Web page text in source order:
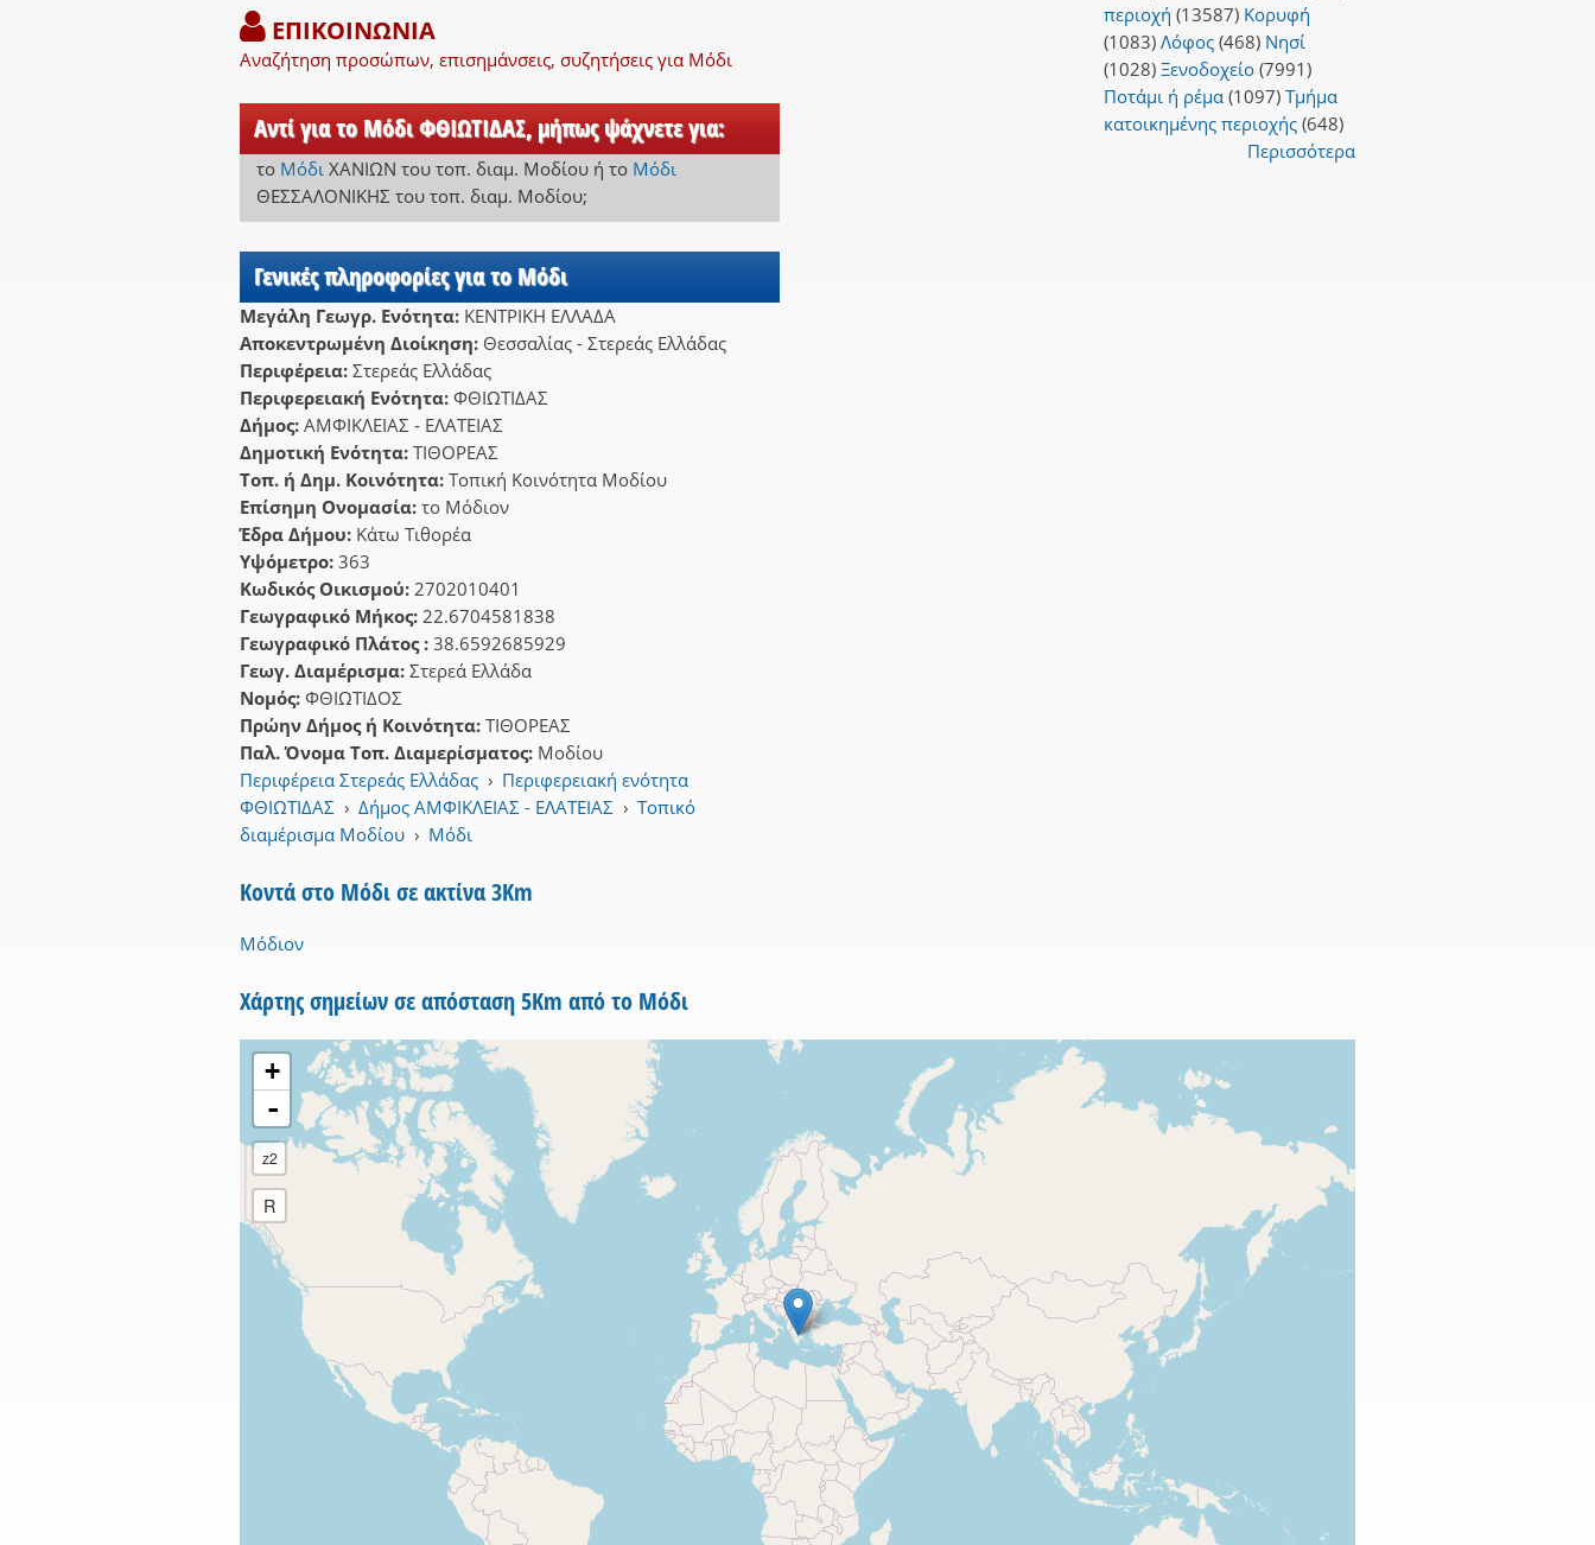
ΕΠΙΚΟΙΝΩΝΙΑ
Αναζήτηση προσώπων, επισημάνσεις, συζητήσεις για Μόδι
Αντί για το Μόδι ΦΘΙΩΤΙΔΑΣ, μήπως ψάχνετε για:
το Μόδι ΧΑΝΙΩΝ του τοπ. διαμ. Μοδίουή το Μόδι
ΘΕΣΣΑΛΟΝΙΚΗΣ του τοπ. διαμ. Μοδίου;
Γενικές πληροφορίες για το Μόδι
Μεγάλη Γεωγρ. Ενότητα: ΚΕΝΤΡΙΚΗ ΕΛΛΑΔΑ
Αποκεντρωμένη Διοίκηση: Θεσσαλίας - Στερεάς Ελλάδας
Περιφέρεια: Στερεάς Ελλάδας
Περιφερειακή Ενότητα: ΦΘΙΩΤΙΔΑΣ
Δήμος: ΑΜΦΙΚΛΕΙΑΣ - ΕΛΑΤΕΙΑΣ
Δημοτική Ενότητα: ΤΙΘΟΡΕΑΣ
Τοπ. ή Δημ. Κοινότητα: Τοπική Κοινότητα Μοδίου
Επίσημη Ονομασία: το Μόδιον
Έδρα Δήμου: Κάτω Τιθορέα
Υψόμετρο: 363
Κωδικός Οικισμού: 2702010401
Γεωγραφικό Μήκος: 22.6704581838
Γεωγραφικό Πλάτος : 38.6592685929
Γεωγ. Διαμέρισμα: Στερεά Ελλάδα
Νομός: ΦΘΙΩΤΙΔΟΣ
Πρώην Δήμος ή Κοινότητα: ΤΙΘΟΡΕΑΣ
Παλ. Όνομα Τοπ. Διαμερίσματος: Μοδίου
Περιφέρεια Στερεάς Ελλάδας › Περιφερειακή ενότητα
ΦΘΙΩΤΙΔΑΣ › Δήμος ΑΜΦΙΚΛΕΙΑΣ - ΕΛΑΤΕΙΑΣ › Τοπικό
διαμέρισμα Μοδίου › Μόδι
περιοχή (13587) Κορυφή
(1083) Λόφος(468) Νησί
(1028) Ξενοδοχείο(7991)
Ποτάμι ή ρέμα(1097) Τμήμα
κατοικημένης περιοχής(648)
Περισσότερα
Κοντά στο Μόδι σε ακτίνα 3Km
Μόδιον
Χάρτης σημείων σε απόσταση 5Km από το Μόδι
+
-
z2
R